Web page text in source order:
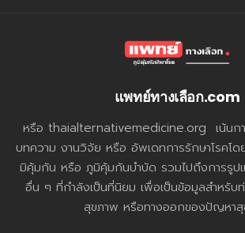
แพทย์ทางเลือก.com
หรือ thaialternativemedicine.org เน้นกา
บทความ งานวิจัย หรือ อัพเดทการรักษาโรคโด
มิคุ้มกัน หรือ ภูมิคุ้มกันบำบัด รวมไปถึงการรูป
อื่น ๆ ที่กำลังเป็นที่นิยม เพื่อเป็นข้อมูลสำหรับ
สุขภาพ หรือทางออกของปัญหา